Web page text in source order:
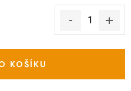
KOŠÍKU